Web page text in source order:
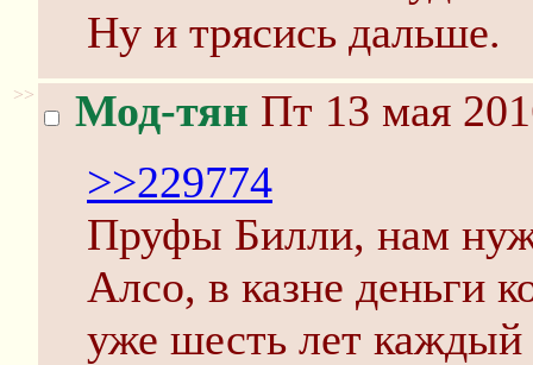
Ну и трясись дальше.
>> Мод-тян Пт 13 мая
>>229774
Пруфы Билли, нам
Алсо, в казне деньги
уже шесть лет каждый